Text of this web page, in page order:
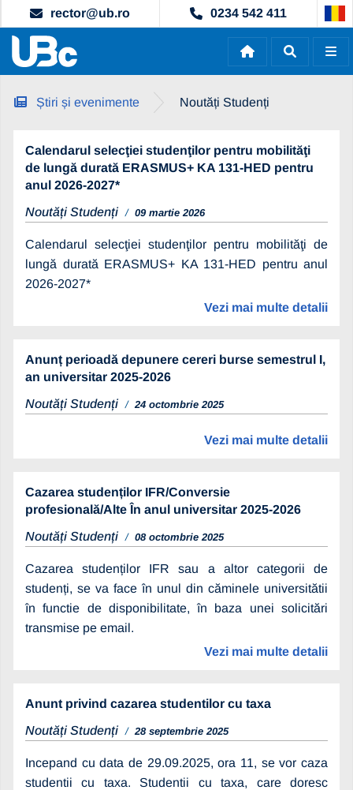
rector@ub.ro 0234 542 411
Știri și evenimente Noutăți Studenți
Calendarul selecţiei studenţilor pentru mobilităţi
de lungă durată ERASMUS+ KA 131-HED pentru
anul 2026-2027*
Noutăți Studenți
09 martie 2026
Calendarul selecţiei studenţilor pentru mobilităţi de
lungă durată ERASMUS+ KA 131-HED pentru anul
2026-2027*
Vezi mai multe detalii
Anunț perioadă depunere cereri burse semestrul I,
an universitar 2025-2026
Noutăți Studenți
24 octombrie 2025
Vezi mai multe detalii
Cazarea studenților IFR/Conversie
profesională/Alte În anul universitar 2025-2026
Noutăți Studenți
08 octombrie 2025
Cazarea studenților IFR sau a altor categorii de
studenți, se va face în unul din căminele universitătii
în functie de disponibilitate, în baza unei solicitări
transmise pe email.
Vezi mai multe detalii
Anunt privind cazarea studentilor cu taxa
Noutăți Studenți
28 septembrie 2025
Incepand cu data de 29.09.2025, ora 11, se vor caza
studentii cu taxa. Studentii cu taxa, care doresc